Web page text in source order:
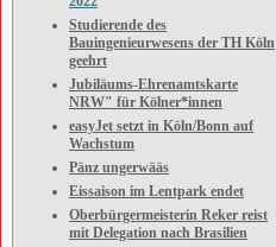
Studierende des
Bauingenieurwesens der TH Köln
geehrt
Jubiläums-Ehrenamtskarte
NRW" für Kölner*innen
easyJet setzt in Köln/Bonn auf
Wachstum
Pänz ungerwääs
Eissaison im Lentpark endet
Oberbürgermeisterin Reker reist
mit Delegation nach Brasilien